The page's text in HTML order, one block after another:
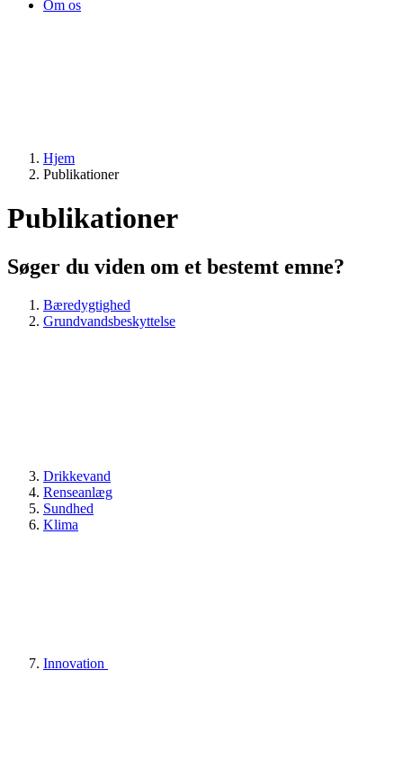
Om os
Hjem
Publikationer
Publikationer
Søger du viden om et bestemt emne?
Bæredygtighed
Grundvandsbeskyttelse
Drikkevand
Renseanlæg
Sundhed
Klima
Innovation